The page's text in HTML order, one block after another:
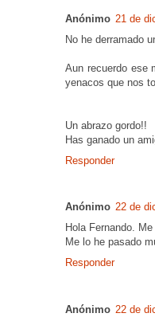
Anónimo 21 de
No he derramado
Aun recuerdo ese
yenacos que nos
Un abrazo gordo!!
Has ganado un
Responder
Anónimo 22 de
Hola Fernando.
Me lo he pasado
Responder
Anónimo 22 de